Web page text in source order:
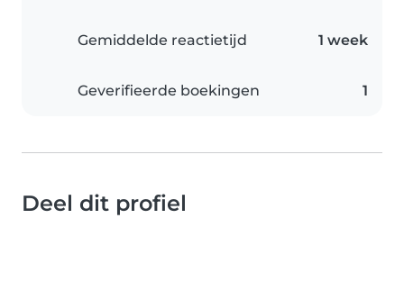
Gemiddelde reactietijd 1 week
Geverifieerde boekingen 1
Deel dit profiel